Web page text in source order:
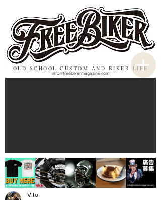
OLD SCHOOL CUSTOM AND BIKER LIFE
info@freebikermagazine.com
Vito